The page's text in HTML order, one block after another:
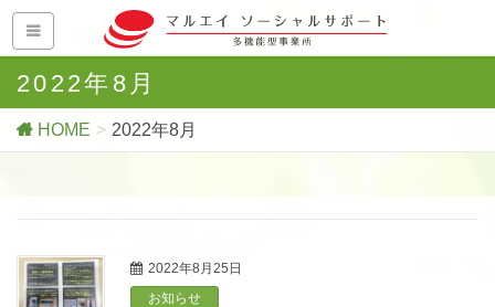
2022年8月
HOME 2022年8月
2022年8月25日
お知らせ